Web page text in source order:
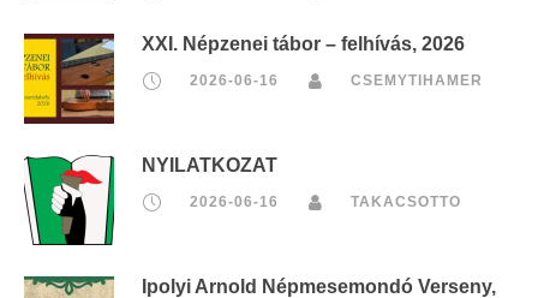
XXI. Népzenei tábor – felhívás, 2026
2026-06-16 CSEMYTIHAMER
NYILATKOZAT
2026-06-16 TAKACSOTTO
Ipolyi Arnold Népmesemondó Verseny,